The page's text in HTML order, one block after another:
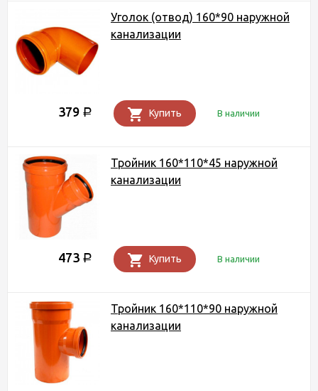
Уголок (отвод) 160*90 наружной
канализации
379 Р Купить В наличии
Тройник 160*110*45 наружной
канализации
473 Р Купить В наличии
Тройник 160*110*90 наружной
канализации